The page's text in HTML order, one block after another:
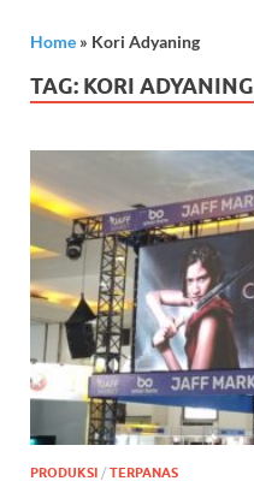
Home » Kori Adyaning
TAG: KORI ADYANING
PRODUKSI / TERPANAS